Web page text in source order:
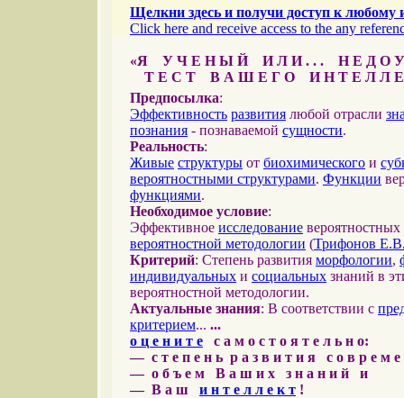
Щелкни здесь и получи доступ к любому
Click here and receive access to the any
«Я У Ч Е Н Ы Й И Л И . . . Н Е Д О У
Т Е С Т В А Ш Е Г О И Н Т Е Л Л Е
Предпосылка:
Эффективность развития любой отрасли
познания - познаваемой сущности.
Реальность:
Живые структуры от биохимического и
вероятностными структурами. Функции
функциями.
Необходимое условие:
Эффективное исследование
вероятностной методологии (Трифонов
Критерий: Степень развития морфологии,
индивидуальных и социальных знаний в
вероятностной методологии.
Актуальные знания: В соответствии с
критерием... ...
о ц е н и т е с а м о с т о я т е л ь н о:
— с т е п е н ь р а з в и т и я с о в р е м
— о б ъ е м В а ш и х з н а н и й и
— В а ш и н т е л л е к т !